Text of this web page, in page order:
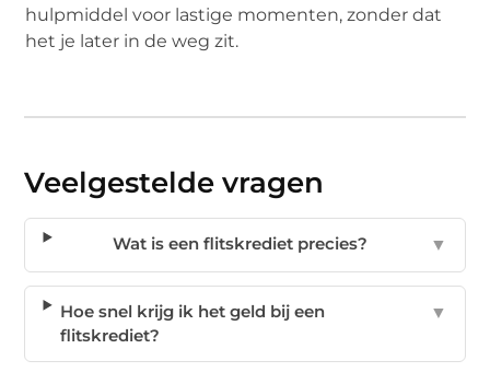
hulpmiddel voor lastige momenten, zonder dat
het je later in de weg zit.
Veelgestelde vragen
Wat is een flitskrediet precies? ▼
Hoe snel krijg ik het geld bij een
flitskrediet?
▼